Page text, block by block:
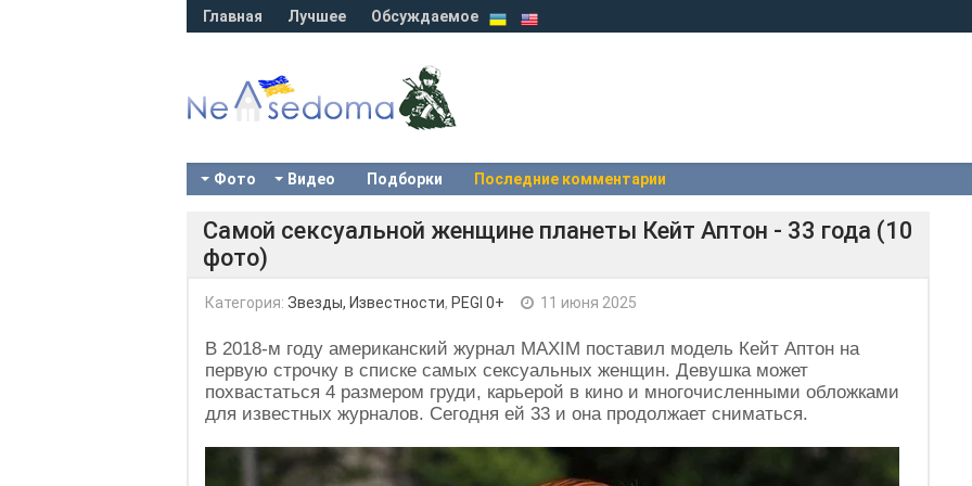
Главная Лучшее Обсуждаемое
Фото Видео Подборки Последние комментарии
Самой сексуальной женщине планеты Кейт Аптон - 33 года (10
фото)
Категория: Звезды, Известности, PEGI 0+ 11 июня 2025
В 2018-м году американский журнал MAXIM поставил модель Кейт Аптон на
первую строчку в списке самых сексуальных женщин. Девушка может
похвастаться 4 размером груди, карьерой в кино и многочисленными обложками
для известных журналов. Сегодня ей 33 и она продолжает сниматься.